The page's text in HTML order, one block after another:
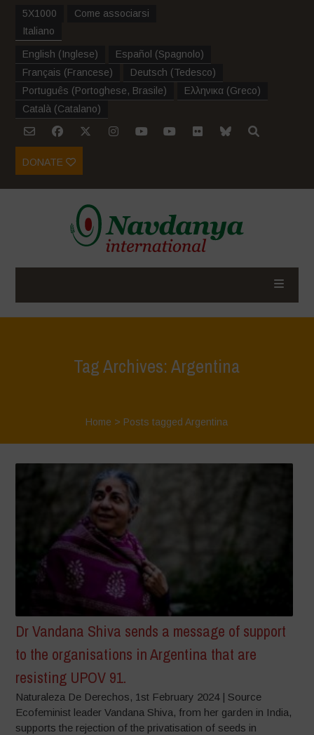
5X1000
Come associarsi
Italiano
English (Inglese) Español (Spagnolo)
Français (Francese) Deutsch (Tedesco)
Português (Portoghese, Brasile) Ελληνικα (Greco)
Català (Catalano)
DONATE
Tag Archives: Argentina
Home > Posts tagged Argentina
Dr Vandana Shiva sends a message of support
to the organisations in Argentina that are
resisting UPOV 91.
Naturaleza De Derechos, 1st February 2024 | Source
Ecofeminist leader Vandana Shiva, from her garden in India,
supports the rejection of the privatisation of seeds in